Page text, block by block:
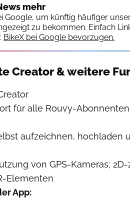
mehr
Google, um künftig häufiger
zu bekommen. Einfach
BikeX bei Google bevorzugen.
Creator & weitere
für alle Rouvy-
aufzeichnen, hochladen
von GPS-Kameras;
Elementen
App: